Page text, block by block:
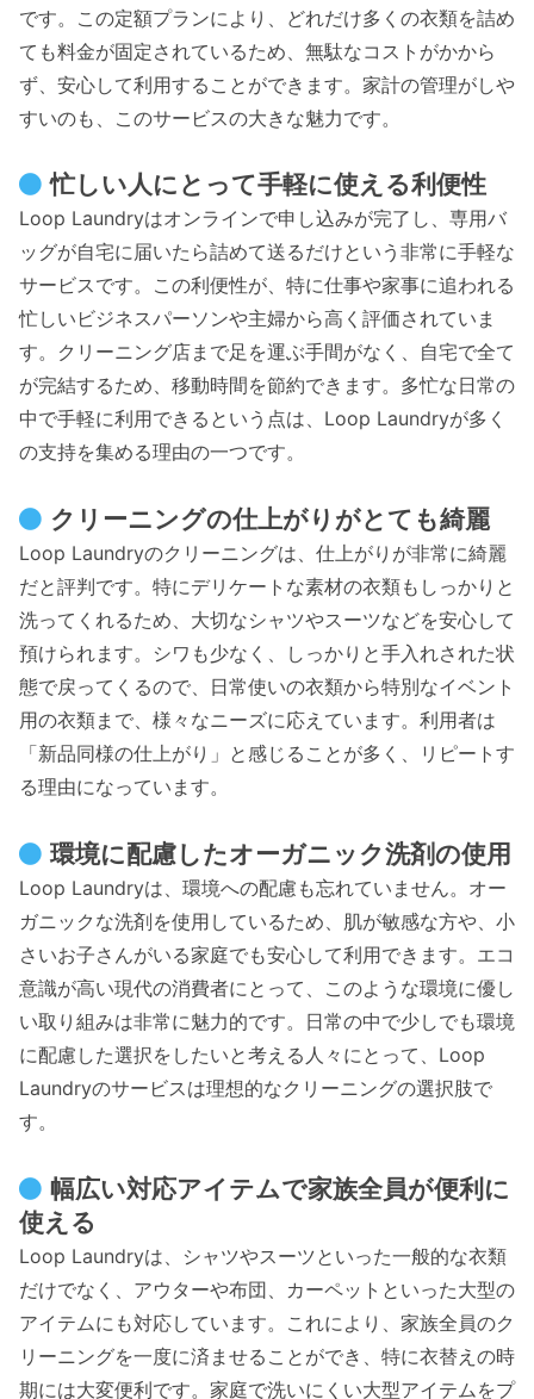
です。この定額プランにより、どれだけ多くの衣類を詰め
ても料金が固定されているため、無駄なコストがかから
ず、安心して利用することができます。家計の管理がしや
すいのも、このサービスの大きな魅力です。
忙しい人にとって手軽に使える利便性
Loop Laundryはオンラインで申し込みが完了し、専用バ
ッグが自宅に届いたら詰めて送るだけという非常に手軽な
サービスです。この利便性が、特に仕事や家事に追われる
忙しいビジネスパーソンや主婦から高く評価されていま
す。クリーニング店まで足を運ぶ手間がなく、自宅で全て
が完結するため、移動時間を節約できます。多忙な日常の
中で手軽に利用できるという点は、Loop Laundryが多く
の支持を集める理由の一つです。
クリーニングの仕上がりがとても綺麗
Loop Laundryのクリーニングは、仕上がりが非常に綺麗
だと評判です。特にデリケートな素材の衣類もしっかりと
洗ってくれるため、大切なシャツやスーツなどを安心して
預けられます。シワも少なく、しっかりと手入れされた状
態で戻ってくるので、日常使いの衣類から特別なイベント
用の衣類まで、様々なニーズに応えています。利用者は
「新品同様の仕上がり」と感じることが多く、リピートす
る理由になっています。
環境に配慮したオーガニック洗剤の使用
Loop Laundryは、環境への配慮も忘れていません。オー
ガニックな洗剤を使用しているため、肌が敏感な方や、小
さいお子さんがいる家庭でも安心して利用できます。エコ
意識が高い現代の消費者にとって、このような環境に優し
い取り組みは非常に魅力的です。日常の中で少しでも環境
に配慮した選択をしたいと考える人々にとって、Loop
Laundryのサービスは理想的なクリーニングの選択肢で
す。
幅広い対応アイテムで家族全員が便利に
使える
Loop Laundryは、シャツやスーツといった一般的な衣類
だけでなく、アウターや布団、カーペットといった大型の
アイテムにも対応しています。これにより、家族全員のク
リーニングを一度に済ませることができ、特に衣替えの時
期には大変便利です。家庭で洗いにくい大型アイテムをプ